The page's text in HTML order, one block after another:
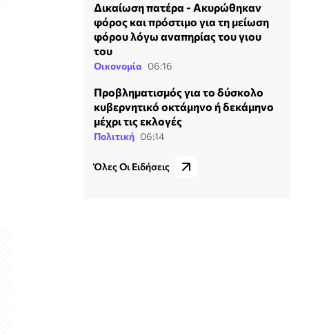
Δικαίωση πατέρα - Ακυρώθηκαν
φόρος και πρόστιμο για τη μείωση
φόρου λόγω αναπηρίας του γιου
του
Οικονομία 06:16
Προβληματισμός για το δύσκολο
κυβερνητικό οκτάμηνο ή δεκάμηνο
μέχρι τις εκλογές
Πολιτική 06:14
Όλες Οι Ειδήσεις